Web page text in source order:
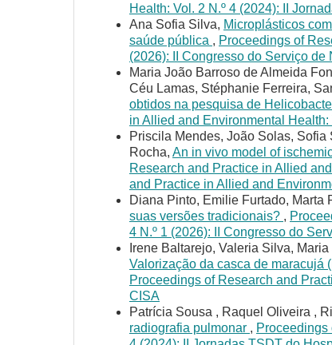
Health: Vol. 2 N.º 4 (2024): II
Ana Sofia Silva, Microplásticos
saúde pública , Proceedings of
(2026): II Congresso do Serviço
Maria João Barroso de Almeida
Céu Lamas, Stéphanie Ferreira,
obtidos na pesquisa de
in Allied and Environmental
Priscila Mendes, João Solas,
Rocha, An in vivo model of
Research and Practice in Allied
and Practice in Allied and
Diana Pinto, Emilie Furtado, Marta
suas versões tradicionais? ,
4 N.º 1 (2026): II Congresso do
Irene Baltarejo, Valeria Silva,
Valorização da casca de maracujá
Proceedings of Research and
CISA
Patrícia Sousa , Raquel Oliveira ,
radiografia pulmonar , Proceedings